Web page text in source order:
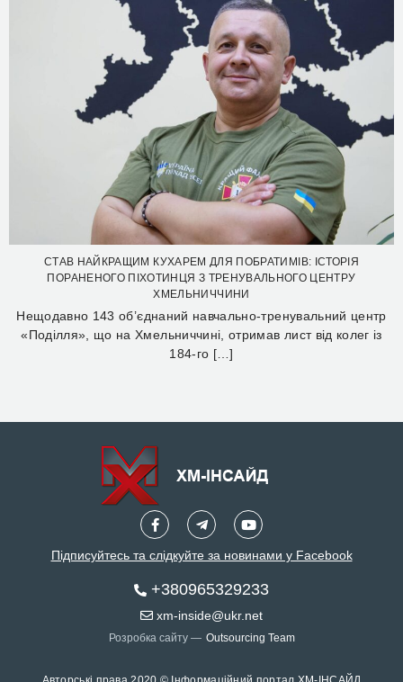
СТАВ НАЙКРАЩИМ КУХАРЕМ ДЛЯ ПОБРАТИМІВ: ІСТОРІЯ
ПОРАНЕНОГО ПІХОТИНЦЯ З ТРЕНУВАЛЬНОГО ЦЕНТРУ
ХМЕЛЬНИЧЧИНИ
Нещодавно 143 об’єднаний навчально-тренувальний центр
«Поділля», що на Хмельниччині, отримав лист від колег із
184-го […]
Підписуйтесь та слідкуйте за новинами у Facebook
+380965329233
xm-inside@ukr.net
Розробка сайту — Outsourcing Team